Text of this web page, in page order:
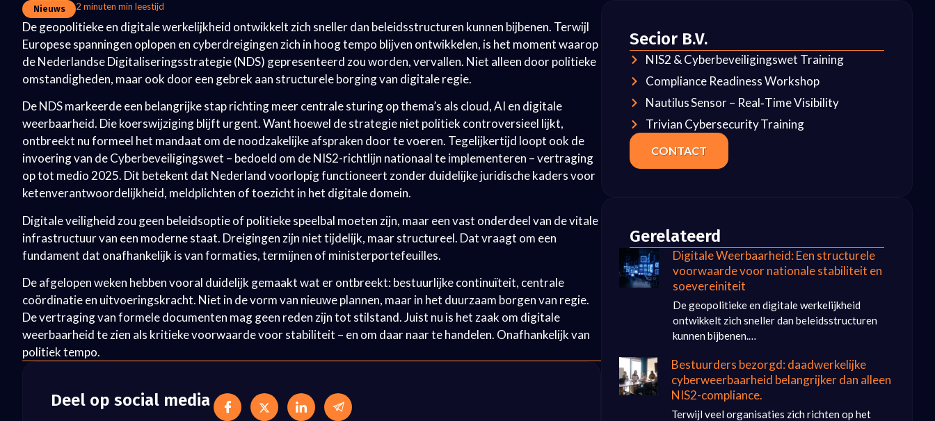
Nieuws 2 minuten min leestijd
De geopolitieke en digitale werkelijkheid ontwikkelt zich sneller dan beleidsstructuren kunnen bijbenen. Terwijl
Europese spanningen oplopen en cyberdreigingen zich in hoog tempo blijven ontwikkelen, is het moment waarop
de Nederlandse Digitaliseringsstrategie (NDS) gepresenteerd zou worden, vervallen. Niet alleen door politieke
omstandigheden, maar ook door een gebrek aan structurele borging van digitale regie.
De NDS markeerde een belangrijke stap richting meer centrale sturing op thema’s als cloud, AI en digitale
weerbaarheid. Die koerswijziging blijft urgent. Want hoewel de strategie niet politiek controversieel lijkt,
ontbreekt nu formeel het mandaat om de noodzakelijke afspraken door te voeren. Tegelijkertijd loopt ook de
invoering van de Cyberbeveiligingswet – bedoeld om de NIS2-richtlijn nationaal te implementeren – vertraging
op tot medio 2025. Dit betekent dat Nederland voorlopig functioneert zonder duidelijke juridische kaders voor
ketenverantwoordelijkheid, meldplichten of toezicht in het digitale domein.
Digitale veiligheid zou geen beleidsoptie of politieke speelbal moeten zijn, maar een vast onderdeel van de vitale
infrastructuur van een moderne staat. Dreigingen zijn niet tijdelijk, maar structureel. Dat vraagt om een
fundament dat onafhankelijk is van formaties, termijnen of ministerportefeuilles.
De afgelopen weken hebben vooral duidelijk gemaakt wat er ontbreekt: bestuurlijke continuïteit, centrale
coördinatie en uitvoeringskracht. Niet in de vorm van nieuwe plannen, maar in het duurzaam borgen van regie.
De vertraging van formele documenten mag geen reden zijn tot stilstand. Juist nu is het zaak om digitale
weerbaarheid te zien als kritieke voorwaarde voor stabiliteit – en om daar naar te handelen. Onafhankelijk van
politiek tempo.
Deel op social media
Secior B.V.
NIS2 & Cyber­beveiligings­wet Training
Compliance Readiness Workshop
Nautilus Sensor – Real‑Time Visibility
Trivian Cybersecurity Training
CONTACT
Gerelateerd
Digitale Weerbaarheid: Een structurele
voorwaarde voor nationale stabiliteit en
soevereiniteit
De geopolitieke en digitale werkelijkheid
ontwikkelt zich sneller dan beleidsstructuren
kunnen bijbenen.…
Bestuurders bezorgd: daadwerkelijke
cyberweerbaarheid belangrijker dan alleen
NIS2-compliance.
Terwijl veel organisaties zich richten op het